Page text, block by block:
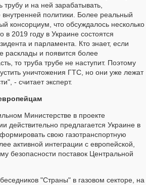
и на ней зарабатывать,
политики. Более реальный
консорциум, что обсуждалось несколько
2019 году в Украине состоятся
и парламента. Кто знает, если
расклады и появится более
то труба трубе не наступит. Поэтому
уничтожения ГТС, но они уже лежат
- считает эксперт.
Министерстве в проекте
действительно предлагается Украине в
свою газотранспортную
активной интеграции с европейской,
безопасности поставок Центральной
"Страны" в газовом секторе, на